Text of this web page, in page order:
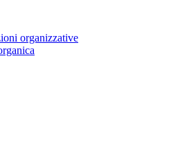
organizzative